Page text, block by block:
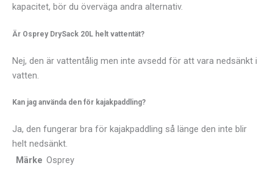
kapacitet, bör du överväga andra alternativ.
Är Osprey DrySack 20L helt vattentät?
Nej, den är vattentålig men inte avsedd för att vara nedsänkt i
vatten.
Kan jag använda den för kajakpaddling?
Ja, den fungerar bra för kajakpaddling så länge den inte blir
helt nedsänkt.
Märke Osprey